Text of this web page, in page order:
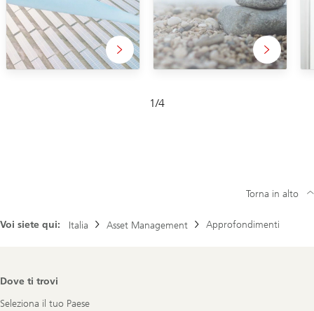
1/4
1-
Voi siete qui: Italia Asset Management Approfondimenti
Torna in alto
Footer
Dove ti trovi
Seleziona il tuo Paese